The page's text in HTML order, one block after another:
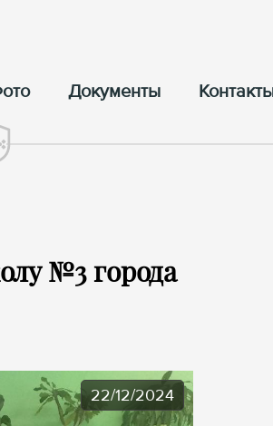
Документы
№3 города
22/12/2024